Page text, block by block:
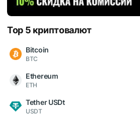
Top 5 криптовалют
Bitcoin
BTC
Ethereum
ETH
Tether USDt
USDT